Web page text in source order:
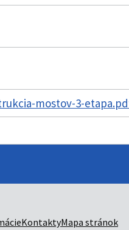
mostov-3-
KontaktyMapa stránok